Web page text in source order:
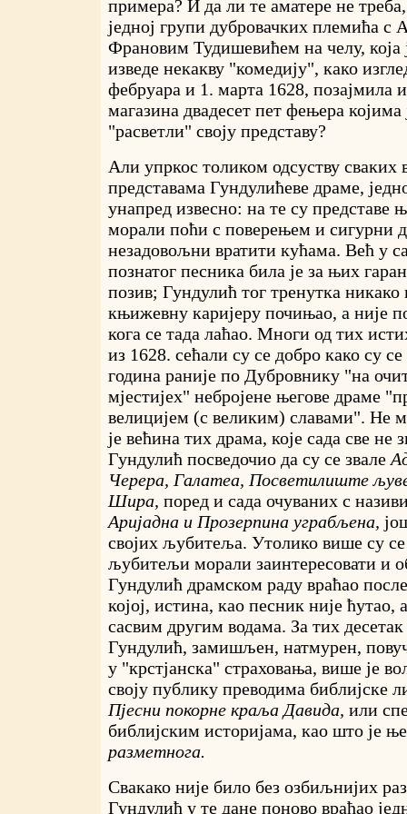
примера? И да ли те аматере не
једној групи дубровачких племића с
Франовим Тудишевићем на челу, која
изведе некакву "комедију", како
фебруара и 1. марта 1628, позајмила
магазина двадесет пет фењера којима
"расветли" своју представу?
Али упркос толиком одсуству сваких
представама Гундулићеве драме,
унапред извесно: на те су представе
морали поћи с поверењем и сигурни
незадовољни вратити кућама. Већ у
познатог песника била је за њих
позив; Гундулић тог тренутка никако
књижевну каријеру почињао, а није
кога се тада лаћао. Многи од тих
из 1628. сећали су се добро како су
година раније по Дубровнику "на
мјестијех" небројене његове драме
велицијем (с великим) славами". Не
је већина тих драма, које сада све не
Гундулић посведочио да су се звале
Черера, Галатеа, Посветилиште
Шира, поред и сада очуваних с
Аријадна и Прозерпина уграбљена,
својих љубитеља. Утолико више су
љубитељи морали заинтересовати и
Гундулић драмском раду враћао
којој, истина, као песник није ћутао,
сасвим другим водама. За тих
Гундулић, замишљен, натмурен,
у "крстјанска" страховања, више је
своју публику преводима библијске
Пјесни покорне краља Давида, или
библијским историјама, као што је
разметнога.
Свакако није било без озбиљнијих
Гундулић у те дане поново враћао